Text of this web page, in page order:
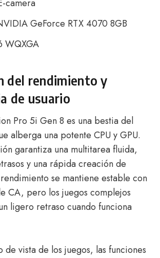
camera
GeForce RTX 4070 8GB
WQXGA
del rendimiento y
de usuario
Pro 5i Gen 8 es una bestia del
alberga una potente CPU y GPU.
garantiza una multitarea fluida,
y una rápida creación de
se mantiene estable con
CA, pero los juegos complejos
ligero retraso cuando funciona
de vista de los juegos, las funciones